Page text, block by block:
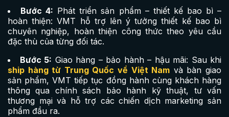
Bước 4: Phát triển sản phẩm – thiết kế bao bì –
hoàn thiện: VMT hỗ trợ lên ý tưởng thiết kế bao bì
chuyên nghiệp, hoàn thiện công thức theo yêu cầu
đặc thù của từng đối tác.
Bước 5: Giao hàng – bảo hành – hậu mãi: Sau khi
ship hàng từ Trung Quốc về Việt Nam và bàn giao
sản phẩm, VMT tiếp tục đồng hành cùng khách hàng
thông qua chính sách bảo hành kỹ thuật, tư vấn
thương mại và hỗ trợ các chiến dịch marketing sản
phẩm đầu ra.